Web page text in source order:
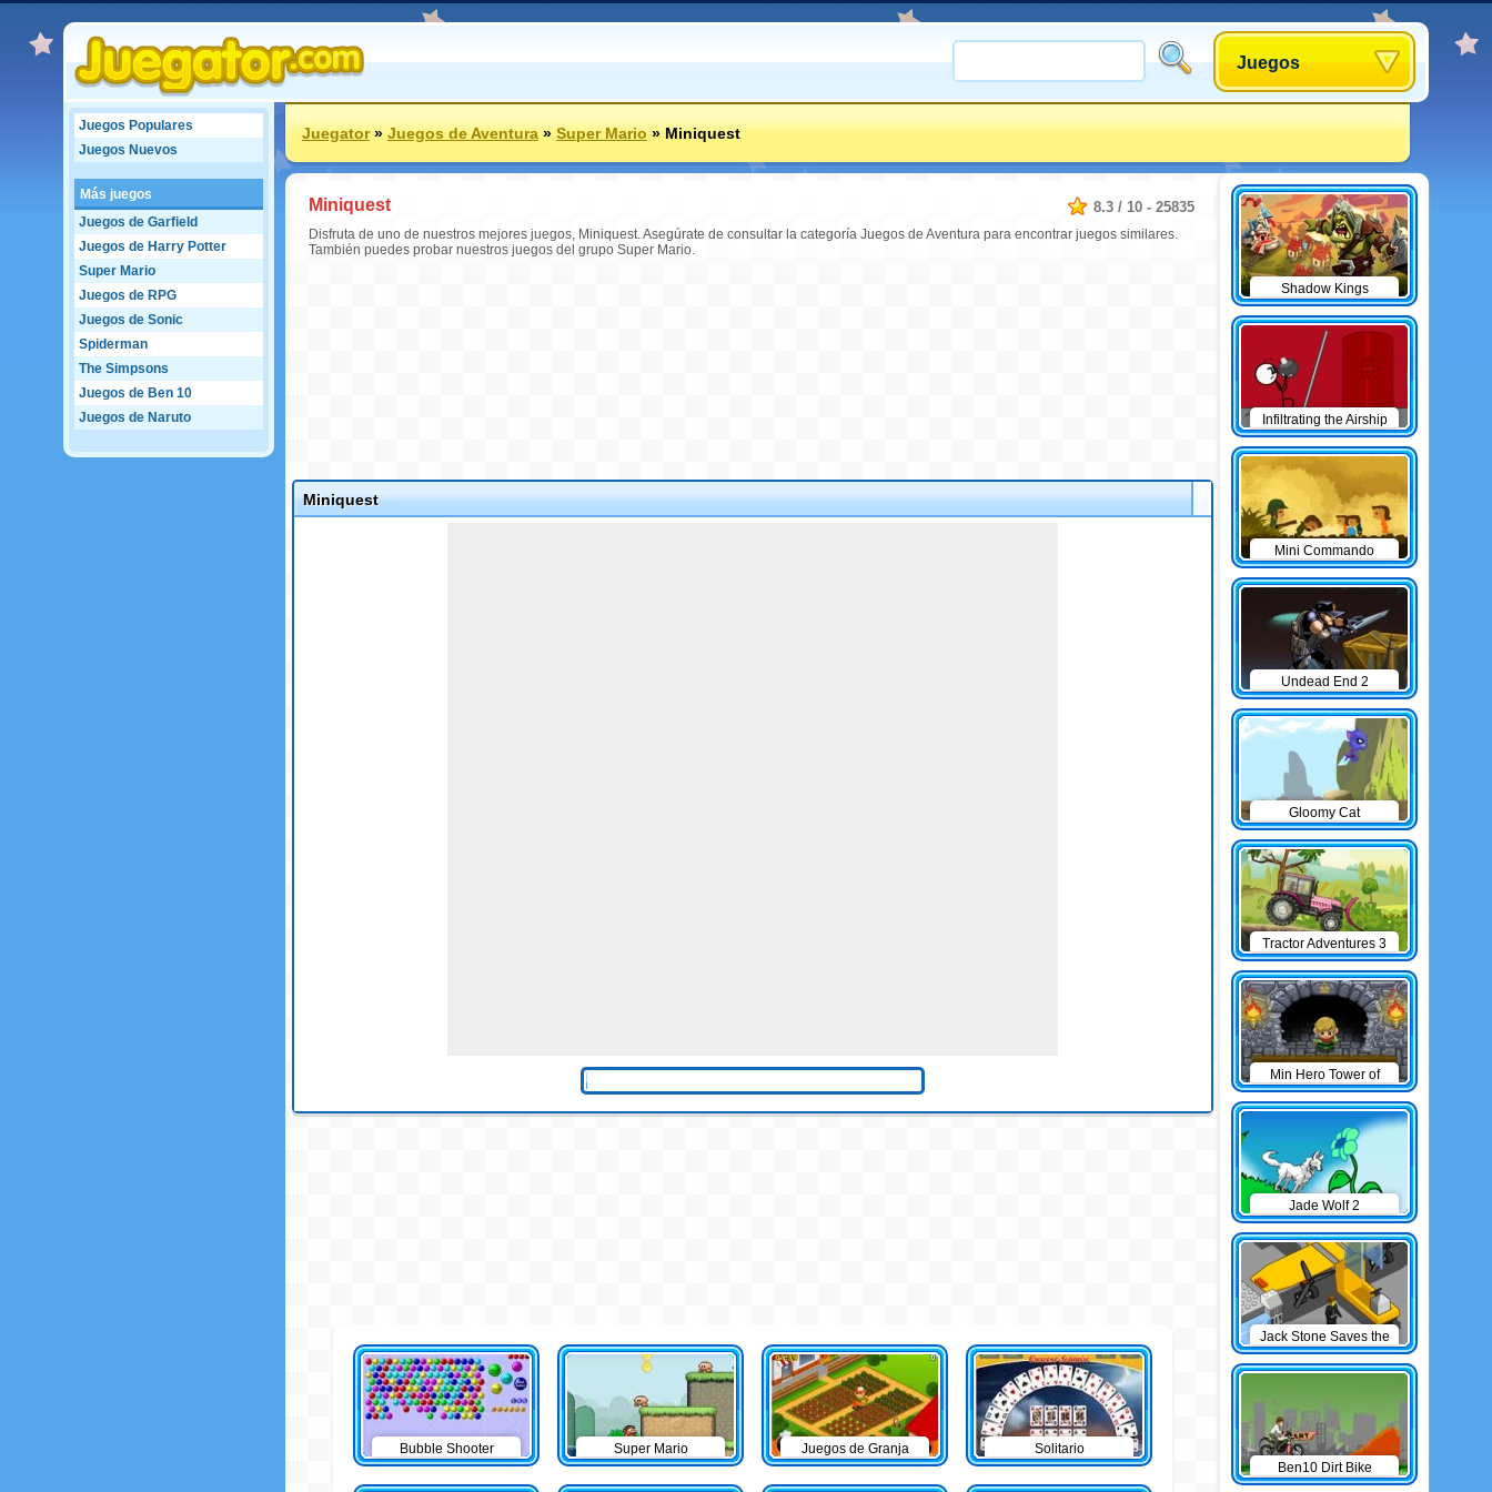
Juegos
Juegos Populares
Juegos Nuevos
Más juegos
Juegos de Garfield
Juegos de Harry Potter
Super Mario
Juegos de RPG
Juegos de Sonic
Spiderman
The Simpsons
Juegos de Ben 10
Juegos de Naruto
Juegator»Juegos de Aventura»Super Mario»Miniquest
8.3 / 10 - 25835
Miniquest
Disfruta de uno de nuestros mejores juegos, Miniquest. Asegúrate de consultar la categoría Juegos de Aventura para encontrar juegos similares.
También puedes probar nuestros juegos del grupo Super Mario.
Miniquest
Bubble Shooter Super Mario Juegos de Granja Solitario
Shadow Kings
Infiltrating the Airship
Mini Commando
Undead End 2
Gloomy Cat
Tractor Adventures 3
game
Min Hero Tower of
Sage
Jade Wolf 2
Jack Stone Saves the
Day
Ben10 Dirt Bike